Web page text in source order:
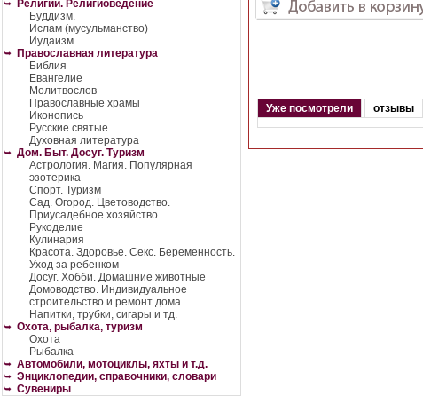
Уже посмотрели отзывы
Религии. Религиоведение
Буддизм.
Ислам (мусульманство)
Иудаизм.
Православная литература
Библия
Евангелие
Молитвослов
Православные храмы
Иконопись
Русские святые
Духовная литература
Дом. Быт. Досуг. Туризм
Астрология. Магия. Популярная
эзотерика
Спорт. Туризм
Сад. Огород. Цветоводство.
Приусадебное хозяйство
Рукоделие
Кулинария
Красота. Здоровье. Секс. Беременность.
Уход за ребенком
Досуг. Хобби. Домашние животные
Домоводство. Индивидуальное
строительство и ремонт дома
Напитки, трубки, сигары и тд.
Охота, рыбалка, туризм
Охота
Рыбалка
Автомобили, мотоциклы, яхты и т.д.
Энциклопедии, справочники, словари
Сувениры